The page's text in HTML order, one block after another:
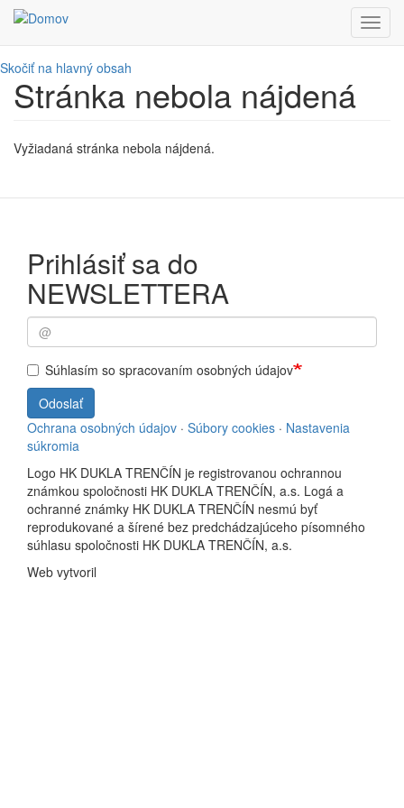
Skočiť na hlavný obsah
Stránka nebola nájdená
Vyžiadaná stránka nebola nájdená.
Prihlásiť sa do
NEWSLETTERA
Súhlasím so spracovaním osobných údajov
Odoslať
Ochrana osobných údajov · Súbory cookies · Nastavenia
súkromia
Logo HK DUKLA TRENČÍN je registrovanou ochrannou
známkou spoločnosti HK DUKLA TRENČÍN, a.s. Logá a
ochranné známky HK DUKLA TRENČÍN nesmú byť
reprodukované a šírené bez predchádzajúceho písomného
súhlasu spoločnosti HK DUKLA TRENČÍN, a.s.
Web vytvoril